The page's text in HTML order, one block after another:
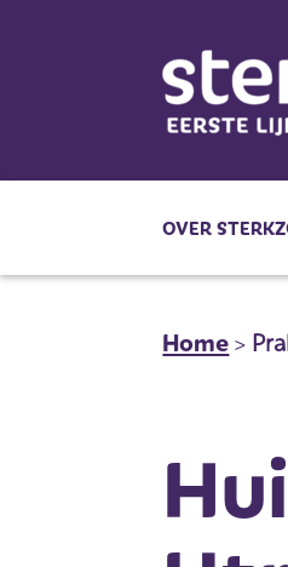
OVER
Home >